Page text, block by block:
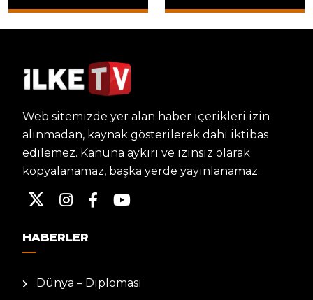
Web sitemizde yer alan haber içerikleri izin
alınmadan, kaynak gösterilerek dahi iktibas
edilemez. Kanuna aykırı ve izinsiz olarak
kopyalanamaz, başka yerde yayınlanamaz.
HABERLER
Dünya – Diplomasi